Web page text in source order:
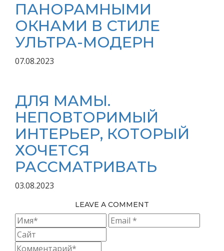
ПАНОРАМНЫМИ
ОКНАМИ В СТИЛЕ
УЛЬТРА-МОДЕРН
07.08.2023
ДЛЯ МАМЫ.
НЕПОВТОРИМЫЙ
ИНТЕРЬЕР, КОТОРЫЙ
ХОЧЕТСЯ
РАССМАТРИВАТЬ
03.08.2023
LEAVE A COMMENT